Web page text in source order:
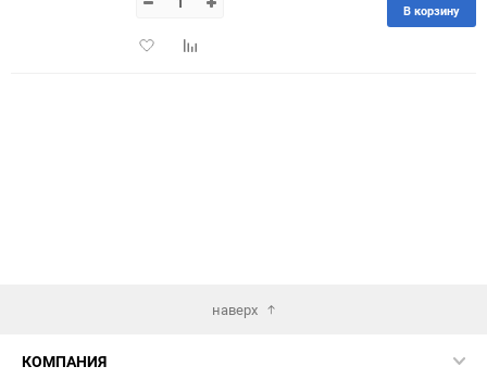
150
ДобавитьДобавить
В корзину
наверх
КОМПАНИЯ